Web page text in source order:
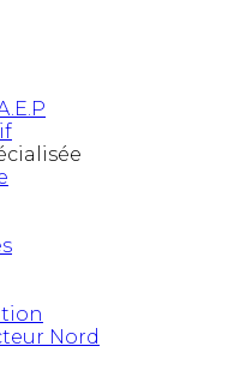
Nord